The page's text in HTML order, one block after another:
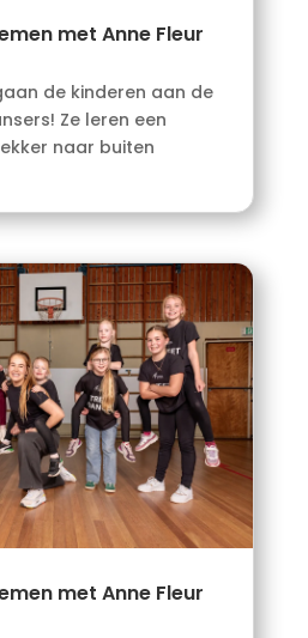
met Anne Fleur
de kinderen aan de
Ze leren een
naar buiten
met Anne Fleur